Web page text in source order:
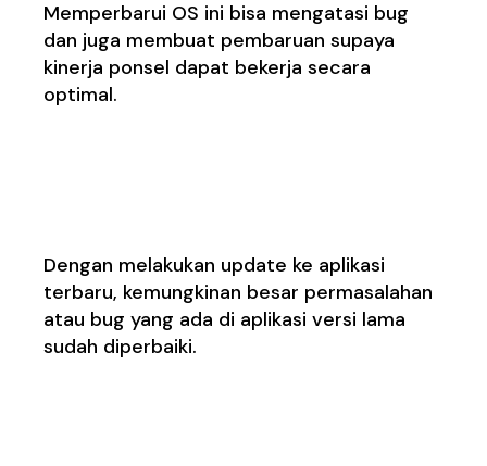
Memperbarui OS ini bisa mengatasi bug
dan juga membuat pembaruan supaya
kinerja ponsel dapat bekerja secara
optimal.
Dengan melakukan update ke aplikasi
terbaru, kemungkinan besar permasalahan
atau bug yang ada di aplikasi versi lama
sudah diperbaiki.